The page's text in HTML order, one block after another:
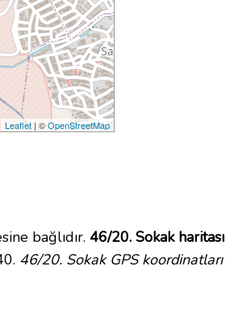
Leaflet | ©OpenStreetMap
bağlıdır. 46/20. Sokak haritası
46/20. Sokak GPS koordinatları